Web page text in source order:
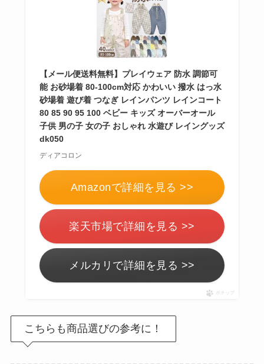
布団クリーナーはい
らない？買ってよか
った？代用
燥機や掃除機など
お風呂の蓋はいらな
い？どうしてる？代
ウォーターテーブル
はいらない？飽きる
し手作りできる？買
ってよかった？
いらない？やめた人
は？代用品
【メール便送料無料】プレイウェア 防水 調節可
能 お砂場着 80-100cm対応 かわいい 撥水 はっ水
砂場着 遊び着 つなぎ レインパンツ レインコート
80 85 90 95 100 ベビー キッズ オーバーオール
子供 男の子 女の子 おしゃれ 水遊び レイングッズ
dk050
ディアコロン
Amazonで詳細を見る >>
楽天市場で詳細を見る >>
メルカリで詳細を見る >>
ポチップ
こちらも商品選びの参考に！